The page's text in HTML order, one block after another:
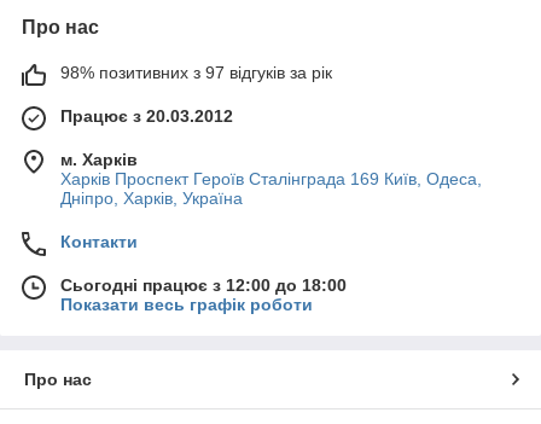
Про нас
98% позитивних з 97 відгуків за рік
Працює з 20.03.2012
м. Харків
Харків Проспект Героїв Сталінграда 169 Київ, Одеса,
Дніпро, Харків, Україна
Контакти
Сьогодні працює з 12:00 до 18:00
Показати весь графік роботи
Про нас